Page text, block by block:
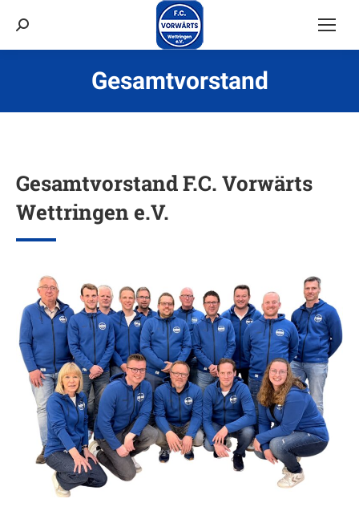
Suchen:
Gesamtvorstand
Du bist hier:
Gesamtvorstand F.C. Vorwärts
Wettringen e.V.